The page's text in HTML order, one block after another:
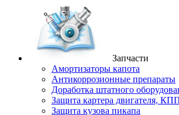
Запчасти
Амортизаторы капота
Антикоррозионные препараты
Доработка штатного
Защита картера двигателя,
Защита кузова пикапа